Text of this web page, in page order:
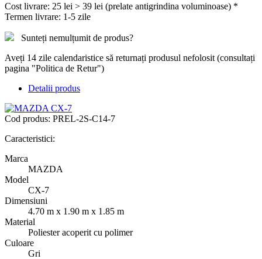
Cost livrare: 25 lei > 39 lei (prelate antigrindina voluminoase) *
Termen livrare: 1-5 zile
Sunteți nemulțumit de produs?
Aveți 14 zile calendaristice să returnați produsul nefolosit (consultați
pagina "Politica de Retur")
Detalii produs
Cod produs: PREL-2S-C14-7
Caracteristici:
Marca
MAZDA
Model
CX-7
Dimensiuni
4.70 m x 1.90 m x 1.85 m
Material
Poliester acoperit cu polimer
Culoare
Gri